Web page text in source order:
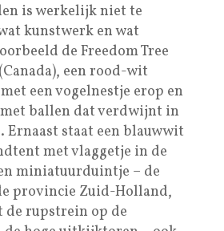
is werkelijk niet te
kunstwerk en wat
de Freedom Tree
een rood-wit
een vogelnestje erop en
ballen dat verdwijnt in
Ernaast staat een blauwwit
met vlaggetje in de
miniatuurduintje – de
provincie Zuid-Holland,
rupstrein op de